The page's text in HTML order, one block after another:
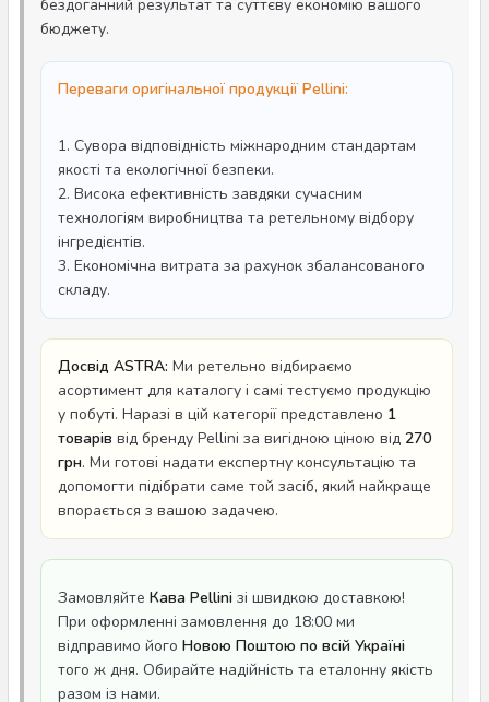
бездоганний результат та суттєву економію вашого
бюджету.
Переваги оригінальної продукції Pellini:
1. Сувора відповідність міжнародним стандартам
якості та екологічної безпеки.
2. Висока ефективність завдяки сучасним
технологіям виробництва та ретельному відбору
інгредієнтів.
3. Економічна витрата за рахунок збалансованого
складу.
Досвід ASTRA: Ми ретельно відбираємо
асортимент для каталогу і самі тестуємо продукцію
у побуті. Наразі в цій категорії представлено 1
товарів від бренду Pellini за вигідною ціною від 270
грн. Ми готові надати експертну консультацію та
допомогти підібрати саме той засіб, який найкраще
впорається з вашою задачею.
Замовляйте Кава Pellini зі швидкою доставкою!
При оформленні замовлення до 18:00 ми
відправимо його Новою Поштою по всій Україні
того ж дня. Обирайте надійність та еталонну якість
разом із нами.